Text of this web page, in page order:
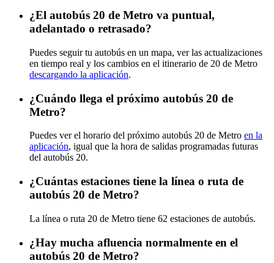
¿El autobús 20 de Metro va puntual,
adelantado o retrasado?
Puedes seguir tu autobús en un mapa, ver las actualizaciones
en tiempo real y los cambios en el itinerario de 20 de Metro
descargando la aplicación.
¿Cuándo llega el próximo autobús 20 de
Metro?
Puedes ver el horario del próximo autobús 20 de Metro en la
aplicación, igual que la hora de salidas programadas futuras
del autobús 20.
¿Cuántas estaciones tiene la línea o ruta de
autobús 20 de Metro?
La línea o ruta 20 de Metro tiene 62 estaciones de autobús.
¿Hay mucha afluencia normalmente en el
autobús 20 de Metro?